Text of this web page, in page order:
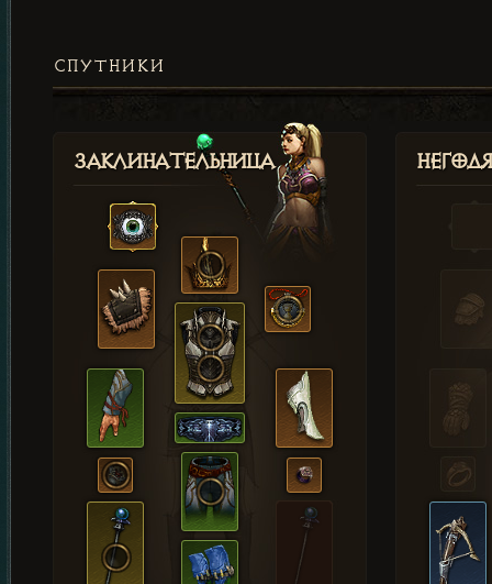
СПУТНИКИ
Заклинательница